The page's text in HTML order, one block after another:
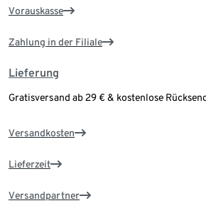
Vorauskasse
Zahlung in der Filiale
Lieferung
Gratisversand ab 29 € & kostenlose
Versandkosten
Lieferzeit
Versandpartner